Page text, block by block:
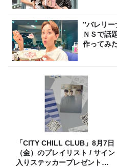
”バレリ
ＮＳで話
作ってみ
「CITY CHILL CLUB」8月7日
（金）のプレイリスト / サイン
入りステッカープレゼント有